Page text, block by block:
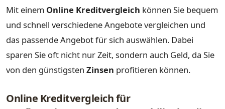
Mit einem Online Kreditvergleich können Sie bequem
und schnell verschiedene Angebote vergleichen und
das passende Angebot für sich auswählen. Dabei
sparen Sie oft nicht nur Zeit, sondern auch Geld, da Sie
von den günstigsten Zinsen profitieren können.
Online Kreditvergleich für